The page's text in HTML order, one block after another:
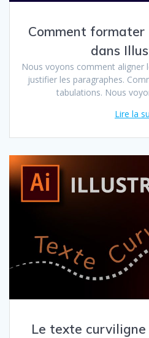
Comment formater
dans
Nous voyons comment aligner
justifier les paragraphes.
tabulations. Nous
Lire la
Le texte